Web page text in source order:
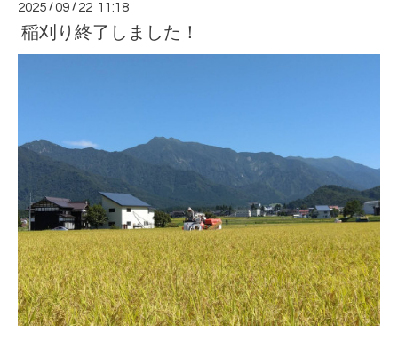
2025 /09 / 22 11:18
稲刈り終了しました！